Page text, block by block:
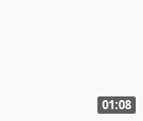
01:08